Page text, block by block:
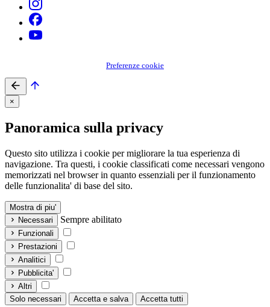
Preferenze cookie
×
Panoramica sulla privacy
Questo sito utilizza i cookie per migliorare la tua esperienza di
navigazione. Tra questi, i cookie classificati come necessari vengono
memorizzati nel browser in quanto essenziali per il funzionamento
delle funzionalita' di base del sito.
Mostra di piu'
Necessari
Sempre abilitato
Funzionali
Prestazioni
Analitici
Pubblicita'
Altri
Solo necessari
Accetta e salva Accetta tutti